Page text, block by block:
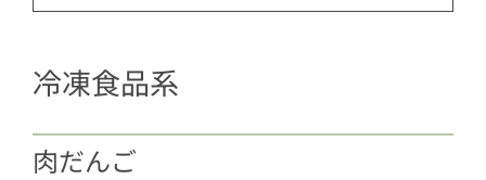
冷凍食品系
肉だんご